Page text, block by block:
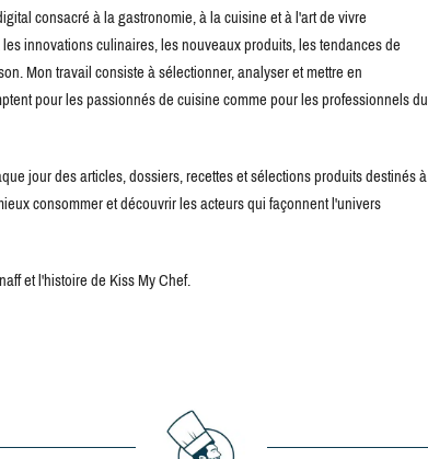
consacré à la gastronomie, à la cuisine et à l'art de vivre
innovations culinaires, les nouveaux produits, les tendances de
Mon travail consiste à sélectionner, analyser et mettre en
pour les passionnés de cuisine comme pour les professionnels du
jour des articles, dossiers, recettes et sélections produits destinés à
consommer et découvrir les acteurs qui façonnent l'univers
et l'histoire de Kiss My Chef.